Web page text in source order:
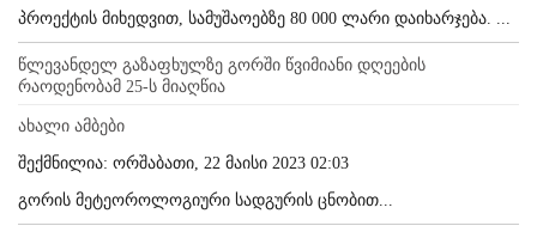
პროექტის მიხედვით, სამუშაოებზე 80 000 ლარი დაიხარჯება. ...
წლევანდელ გაზაფხულზე გორში წვიმიანი დღეების
რაოდენობამ 25-ს მიაღწია
ახალი ამბები
შექმნილია: ორშაბათი, 22 მაისი 2023 02:03
გორის მეტეოროლოგიური სადგურის ცნობით...